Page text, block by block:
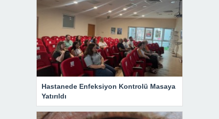
Hastanede Enfeksiyon Kontrolü Masaya
Yatırıldı